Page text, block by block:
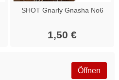
SHOT Gnarly Gnasha No6
1,50 €
Öffnen